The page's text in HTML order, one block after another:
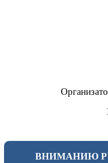
ВНИМАНИЮ